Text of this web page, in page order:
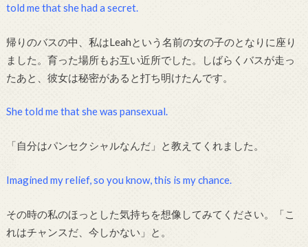
told me that she had a secret.
帰りのバスの中、私はLeahという名前の女の子のとなりに座り
ました。育った場所もお互い近所でした。しばらくバスが走っ
たあと、彼女は秘密があると打ち明けたんです。
She told me that she was pansexual.
「自分はパンセクシャルなんだ」と教えてくれました。
Imagined my relief, so you know, this is my chance.
その時の私のほっとした気持ちを想像してみてください。「こ
れはチャンスだ、今しかない」と。